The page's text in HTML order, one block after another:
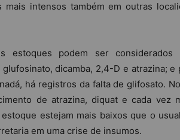
intensos também em outras
estoques podem ser considerados
dicamba, 2,4-D e atrazina; e
há registros da falta de glifosato.
de atrazina, diquat e cada vez
estejam mais baixos que o
em uma crise de insumos.